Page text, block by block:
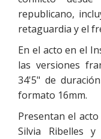
republicano,
retaguardia y el
En el acto en el
las versiones
34'5" de
formato 16mm.
Presentan el
Silvia Ribelles